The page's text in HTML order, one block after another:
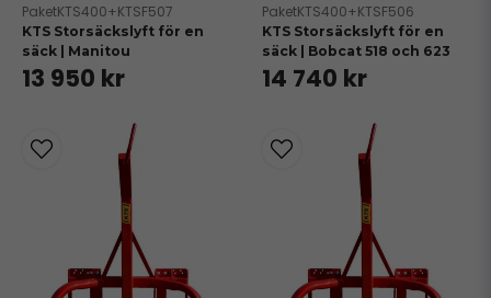
PaketKTS400+KTSF507
KTS Storsäckslyft för en
säck | Manitou
13 950 kr
PaketKTS400+KTSF506
KTS Storsäckslyft för en
säck | Bobcat 518 och 623
14 740 kr